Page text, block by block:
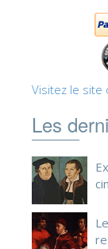
Visitez le site
Les